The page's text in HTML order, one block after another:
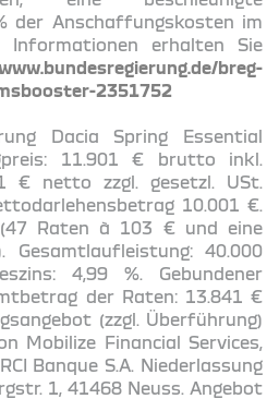
der Anschaffungskosten im
Informationen erhalten Sie
breg-
2351752
Dacia Spring Essential
11.901 € brutto inkl.
€ netto zzgl. gesetzl. USt.
10.001 €.
Raten à 103 € und eine
Gesamtlaufleistung: 40.000
4,99 %. Gebundener
der Raten: 13.841 €
(zzgl. Überführung)
Mobilize Financial Services,
Banque S.A. Niederlassung
1, 41468 Neuss. Angebot